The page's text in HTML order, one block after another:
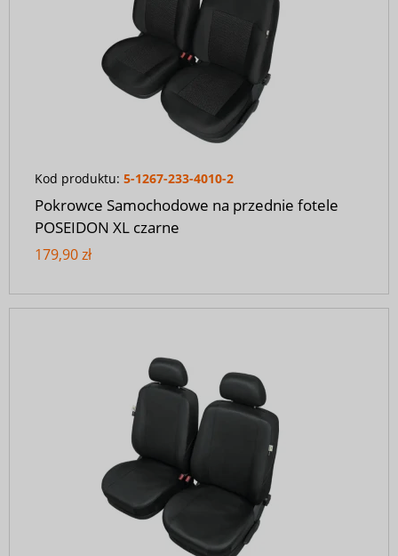
Kod produktu: 5-1267-233-4010-2
Pokrowce Samochodowe na przednie fotele
POSEIDON XL czarne
179,90 zł